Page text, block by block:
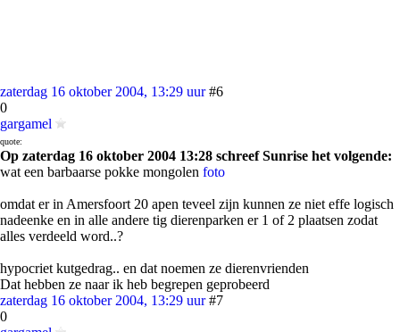
zaterdag 16 oktober 2004, 13:29 uur #6
0
gargamel
quote:
Op zaterdag 16 oktober 2004 13:28 schreef Sunrise het volgende:
wat een barbaarse pokke mongolen foto
omdat er in Amersfoort 20 apen teveel zijn kunnen ze niet effe logisch
nadeenke en in alle andere tig dierenparken er 1 of 2 plaatsen zodat
alles verdeeld word..?
hypocriet kutgedrag.. en dat noemen ze dierenvrienden
Dat hebben ze naar ik heb begrepen geprobeerd
zaterdag 16 oktober 2004, 13:29 uur #7
0